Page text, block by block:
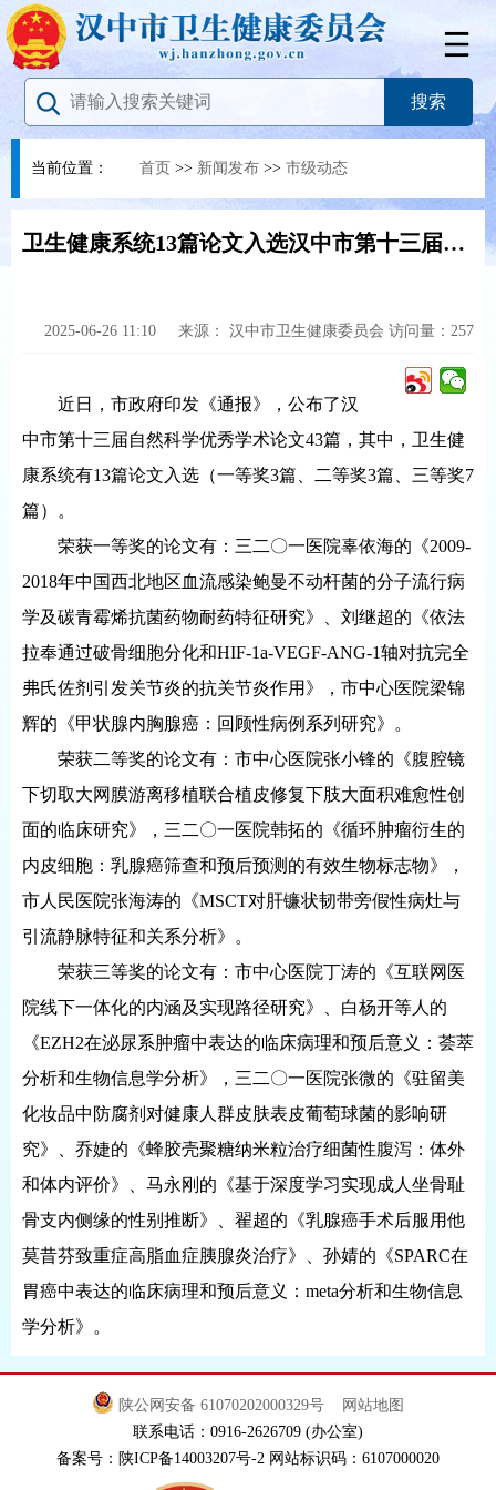
当前位置： 首页 >> 新闻发布 >> 市级动态
卫生健康系统13篇论文入选汉中市第十三届自然科学优秀学术论文
2025-06-26 11:10 来源： 汉中市卫生健康委员会 访问量： 257
近日，市政府印发《通报》，公布了汉
中市第十三届自然科学优秀学术论文43篇，其中，卫生健
康系统有13篇论文入选（一等奖3篇、二等奖3篇、三等奖7
篇）。
荣获一等奖的论文有：三二〇一医院辜依海的《2009-
2018年中国西北地区血流感染鲍曼不动杆菌的分子流行病
学及碳青霉烯抗菌药物耐药特征研究》、刘继超的《依法
拉奉通过破骨细胞分化和HIF-1a-VEGF-ANG-1轴对抗完全
弗氏佐剂引发关节炎的抗关节炎作用》，市中心医院梁锦
辉的《甲状腺内胸腺癌：回顾性病例系列研究》。
荣获二等奖的论文有：市中心医院张小锋的《腹腔镜
下切取大网膜游离移植联合植皮修复下肢大面积难愈性创
面的临床研究》，三二〇一医院韩拓的《循环肿瘤衍生的
内皮细胞：乳腺癌筛查和预后预测的有效生物标志物》，
市人民医院张海涛的《MSCT对肝镰状韧带旁假性病灶与
引流静脉特征和关系分析》。
荣获三等奖的论文有：市中心医院丁涛的《互联网医
院线下一体化的内涵及实现路径研究》、白杨开等人的
《EZH2在泌尿系肿瘤中表达的临床病理和预后意义：荟萃
分析和生物信息学分析》，三二〇一医院张微的《驻留美
化妆品中防腐剂对健康人群皮肤表皮葡萄球菌的影响研
究》、乔婕的《蜂胶壳聚糖纳米粒治疗细菌性腹泻：体外
和体内评价》、马永刚的《基于深度学习实现成人坐骨耻
骨支内侧缘的性别推断》、翟超的《乳腺癌手术后服用他
莫昔芬致重症高脂血症胰腺炎治疗》、孙婧的《SPARC在
胃癌中表达的临床病理和预后意义：meta分析和生物信息
学分析》。
陕公网安备 61070202000329号
网站地图
联系电话：0916-2626709 (办公室)
备案号：陕ICP备14003207号-2 网站标识码：6107000020